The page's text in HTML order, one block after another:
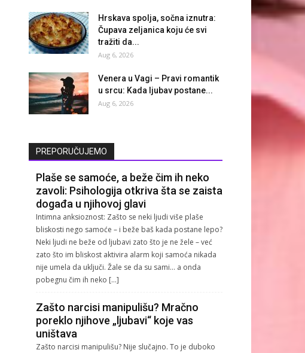
Hrskava spolja, sočna iznutra:
Čupava zeljanica koju će svi
tražiti da...
Aug 6, 2026
Venera u Vagi – Pravi romantik
u srcu: Kada ljubav postane...
Aug 6, 2026
PREPORUČUJEMO
Plaše se samoće, a beže čim ih neko
zavoli: Psihologija otkriva šta se zaista
događa u njihovoj glavi
Intimna anksioznost: Zašto se neki ljudi više plaše
bliskosti nego samoće – i beže baš kada postane lepo?
Neki ljudi ne beže od ljubavi zato što je ne žele – već
zato što im bliskost aktivira alarm koji samoća nikada
nije umela da uključi. Žale se da su sami… a onda
pobegnu čim ih neko […]
Zašto narcisi manipulišu? Mračno
poreklo njihove „ljubavi“ koje vas
uništava
Zašto narcisi manipulišu? Nije slučajno. To je duboko